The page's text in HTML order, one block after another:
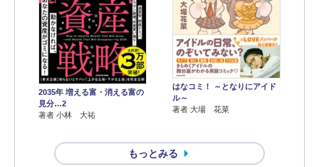
2035年 増える富・消える富の
見分…2
著者 小林 大祐
はなコミ！ ～となりにアイド
ル～
著者 大場 花菜
もっとみる